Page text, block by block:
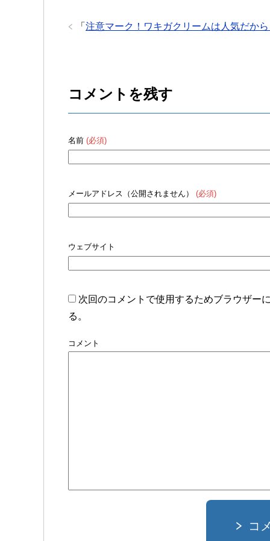
「 注意マーク！ワキガクリームは人気だか
コメントを残す
名前 (必須)
メールアドレス（公開されません） (必須)
ウェブサイト
次回のコメントで使用するためブラウザー
る。
コメント
コ